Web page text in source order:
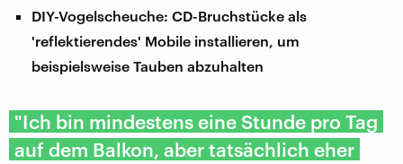
DIY-Vogelscheuche: CD-Bruchstücke als
'reflektierendes' Mobile installieren, um
beispielsweise Tauben abzuhalten
"Ich bin mindestens eine Stunde pro Tag
auf dem Balkon, aber tatsächlich eher